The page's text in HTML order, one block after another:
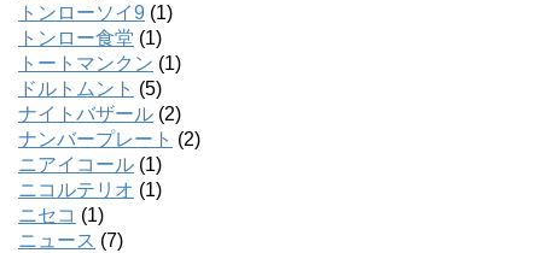
トンローソイ9 (1)
トンロー食堂 (1)
トートマンクン (1)
ドルトムント (5)
ナイトバザール (2)
ナンバープレート (2)
ニアイコール (1)
ニコルテリオ (1)
ニセコ (1)
ニュース (7)